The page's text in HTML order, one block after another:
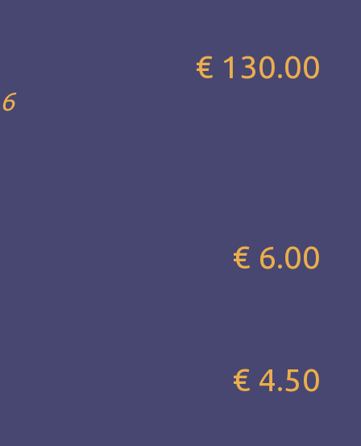
€ 130.00
€ 6.00
€ 4.50